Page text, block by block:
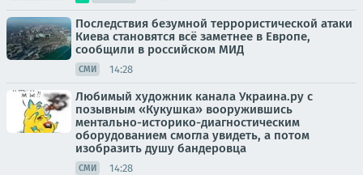
Последствия безумной террористической атаки
Киева становятся всё заметнее в Европе,
сообщили в российском МИД
СМИ 14:28
Любимый художник канала Украина.ру с
позывным «Кукушка» вооружившись
ментально-историко-диагностическим
оборудованием смогла увидеть, а потом
изобразить душу бандеровца
СМИ 14:28